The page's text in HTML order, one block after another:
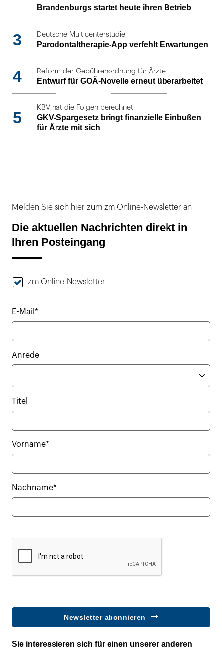
Brandenburgs startet heute ihren Betrieb
3 Deutsche Multicenterstudie
Parodontaltherapie-App verfehlt Erwartungen
4 Reform der Gebührenordnung für Ärzte
Entwurf für GOÄ-Novelle erneut überarbeitet
5
KBV hat die Folgen berechnet
GKV-Spargesetz bringt finanzielle Einbußen
für Ärzte mit sich
Melden Sie sich hier zum zm Online-Newsletter an
Die aktuellen Nachrichten direkt in
Ihren Posteingang
zm Online-Newsletter
E-Mail*
Anrede
Titel
Vorname*
Nachname*
Newsletter abonnieren
Sie interessieren sich für einen unserer anderen